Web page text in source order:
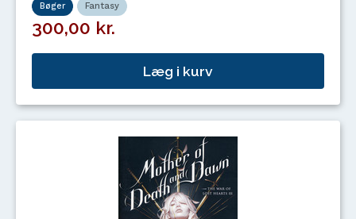
Bøger Fantasy
300,00 kr.
Læg i kurv